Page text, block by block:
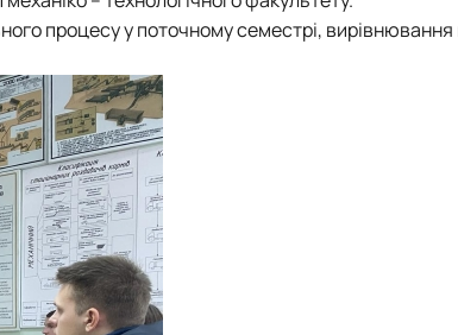
процесу у поточному семестрі, вирівнювання